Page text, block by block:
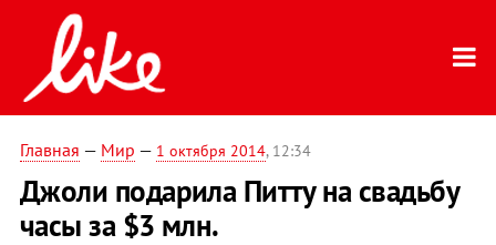
Главная — Мир — 1 октября 2014, 12:34
Джоли подарила Питту на свадьбу
часы за $3 млн.